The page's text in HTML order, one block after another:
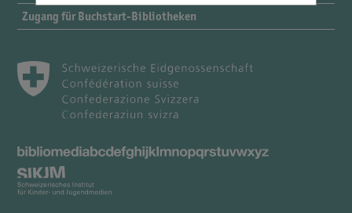
Zugang für Buchstart-Bibliotheken